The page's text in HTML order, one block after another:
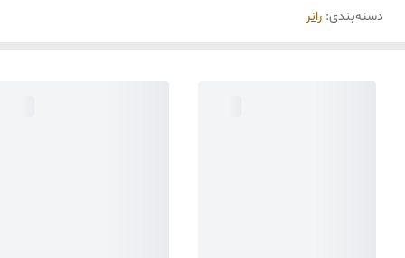
دسته‌بندی: رانر